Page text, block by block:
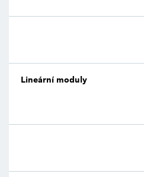
Lineární moduly